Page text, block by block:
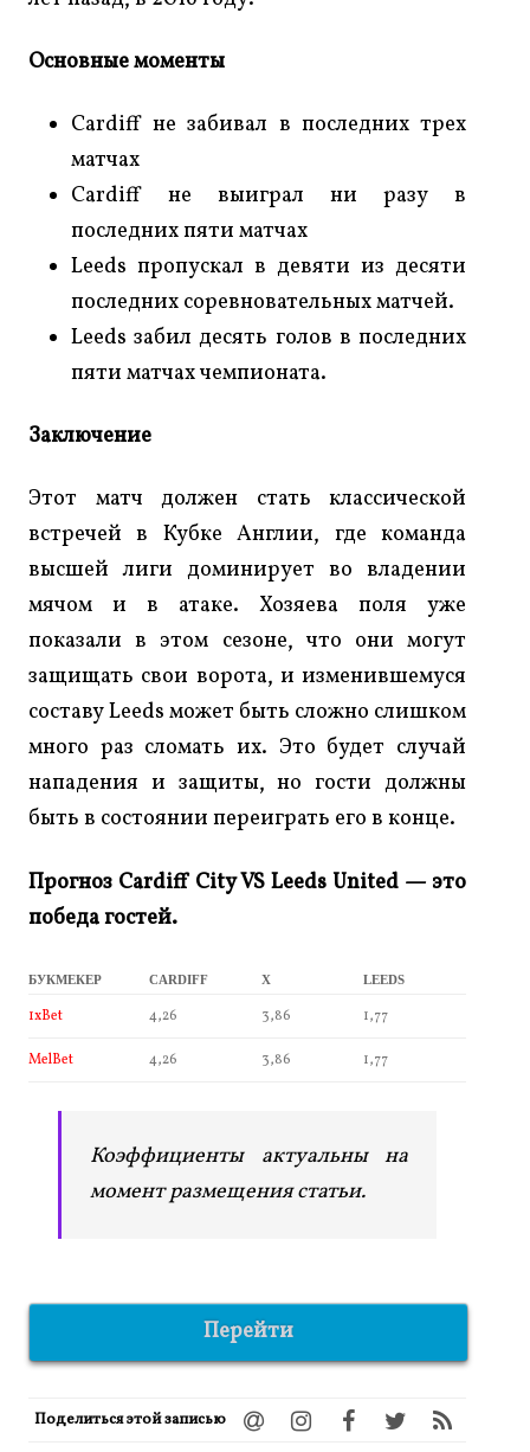
Основные моменты
Cardiff не забивал в последних трех
матчах
Cardiff не выиграл ни разу в
последних пяти матчах
Leeds пропускал в девяти из десяти
последних соревновательных матчей.
Leeds забил десять голов в последних
пяти матчах чемпионата.
Заключение
Этот матч должен стать классической
встречей в Кубке Англии, где команда
высшей лиги доминирует во владении
мячом и в атаке. Хозяева поля уже
показали в этом сезоне, что они могут
защищать свои ворота, и изменившемуся
составу Leeds может быть сложно слишком
много раз сломать их. Это будет случай
нападения и защиты, но гости должны
быть в состоянии переиграть его в конце.
Прогноз Cardiff City VS Leeds United — это
победа гостей.
БУКМЕКЕР CARDIFF X LEEDS
1xBet 4,26 3,86 1,77
MelBet 4,26 3,86 1,77
Коэффициенты актуальны на
момент размещения статьи.
Перейти
Поделиться этой записью